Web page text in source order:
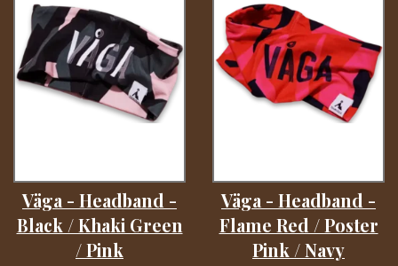
Väga - Headband -
Black / Khaki Green
/ Pink
Väga - Headband -
Flame Red / Poster
Pink / Navy